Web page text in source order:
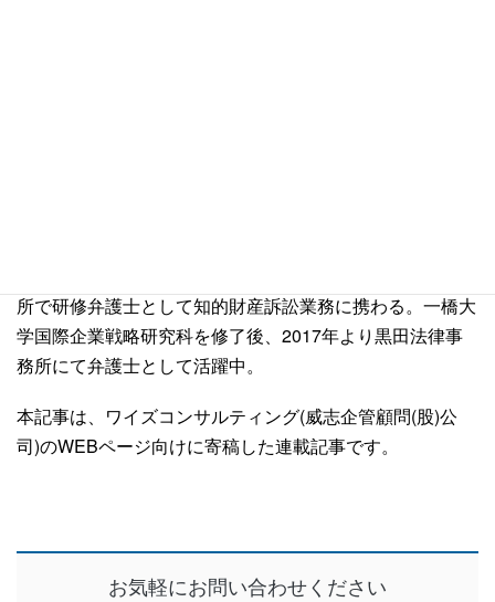
所で研修弁護士として知的財産訴訟業務に携わる。一橋大
学国際企業戦略研究科を修了後、2017年より黒田法律事
務所にて弁護士として活躍中。
本記事は、ワイズコンサルティング(威志企管顧問(股)公
司)のWEBページ向けに寄稿した連載記事です。
お気軽にお問い合わせください